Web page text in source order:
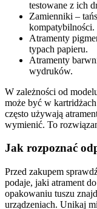
testowane z ich
Zamienniki –
kompatybilności.
Atramenty
typach papieru.
Atramenty
wydruków.
W zależności od
może być w
często używają
wymienić. To
Jak rozpoznać
Przed zakupem
podaje, jaki atrament
opakowaniu tuszu
urządzeniach. Unikaj